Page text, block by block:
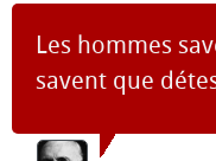
Les hommes
savent que